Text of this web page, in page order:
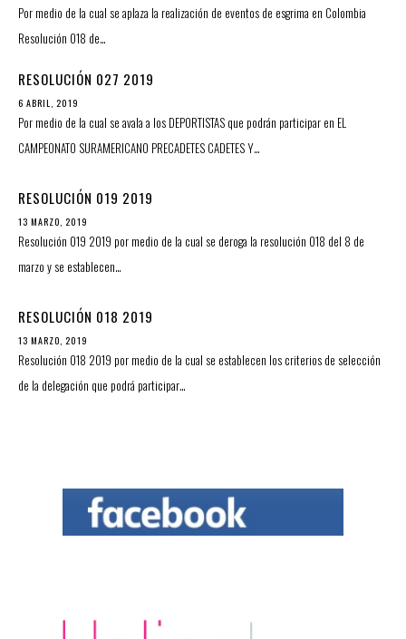
Por medio de la cual se aplaza la realización de eventos de esgrima en Colombia
Resolución 018 de…
RESOLUCIÓN 027 2019
6 ABRIL, 2019
Por medio de la cual se avala a los DEPORTISTAS que podrán participar en EL
CAMPEONATO SURAMERICANO PRECADETES CADETES Y…
RESOLUCIÓN 019 2019
13 MARZO, 2019
Resolución 019 2019 por medio de la cual se deroga la resolución 018 del 8 de
marzo y se establecen…
RESOLUCIÓN 018 2019
13 MARZO, 2019
Resolución 018 2019 por medio de la cual se establecen los criterios de selección
de la delegación que podrá participar…